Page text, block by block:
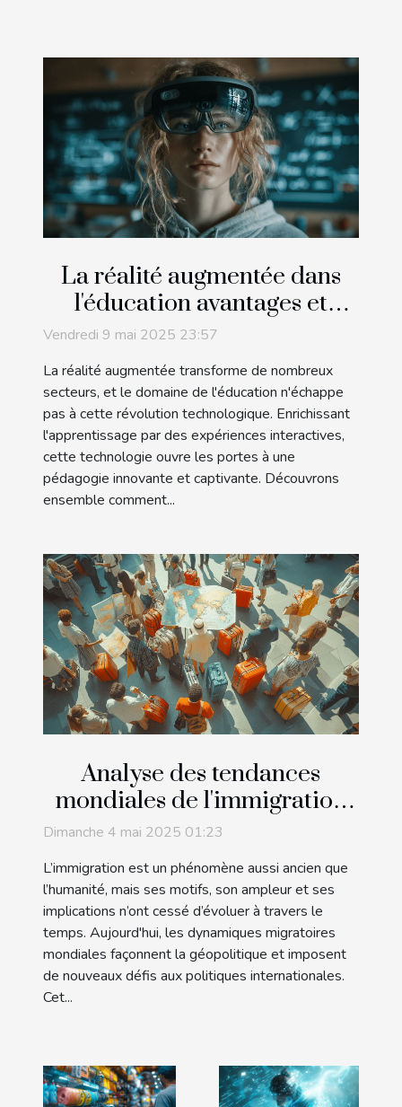
La réalité augmentée dans
l'éducation avantages et
applications pratiques
Vendredi 9 mai 2025 23:57
La réalité augmentée transforme de nombreux
secteurs, et le domaine de l'éducation n'échappe
pas à cette révolution technologique. Enrichissant
l'apprentissage par des expériences interactives,
cette technologie ouvre les portes à une
pédagogie innovante et captivante. Découvrons
ensemble comment...
Analyse des tendances
mondiales de l'immigration
et impact sur les politiques
internationales
Dimanche 4 mai 2025 01:23
L’immigration est un phénomène aussi ancien que
l’humanité, mais ses motifs, son ampleur et ses
implications n’ont cessé d’évoluer à travers le
temps. Aujourd'hui, les dynamiques migratoires
mondiales façonnent la géopolitique et imposent
de nouveaux défis aux politiques internationales.
Cet...